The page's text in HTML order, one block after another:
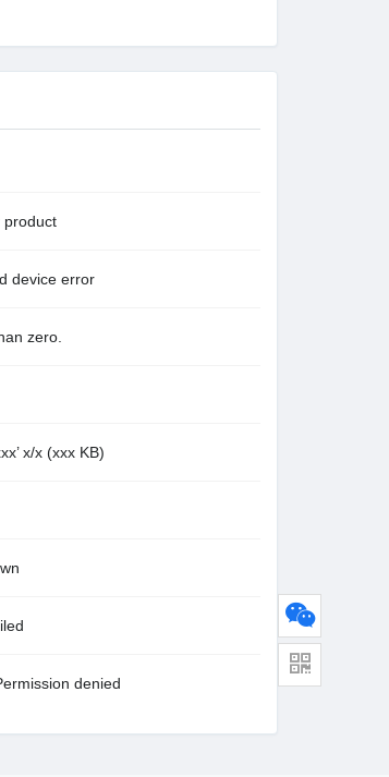
product
device error
zero.
x/x (xxx KB)
denied